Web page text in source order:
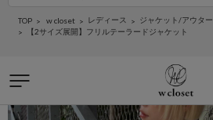
TOP w closet レディース ジャケット/アウター
【2サイズ展開】フリルテーラードジャケット